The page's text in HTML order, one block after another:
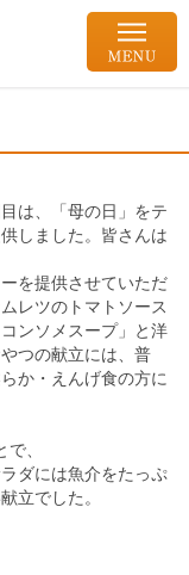
は、「母の日」をテ
しました。皆さんは
を提供させていただ
レツのトマトソース
ソメスープ」と洋
つの献立には、普
か・えんげ食の方に
、
ダには魚介をたっぷ
立でした。